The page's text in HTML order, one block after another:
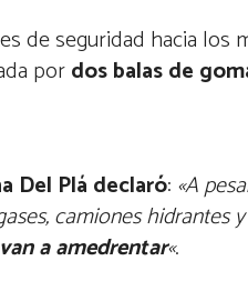
de seguridad hacia los
pordos balas de
Del Plá declaró: «A
camiones hidrantes
a amedrentar«.